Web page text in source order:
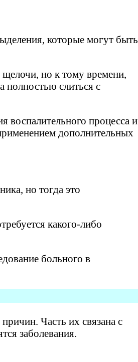
которые могут быть
но к тому времени,
полностью слиться с
воспалительного процесса и
дополнительных
но тогда это
какого-либо
больного в
Часть их связана с
заболевания.